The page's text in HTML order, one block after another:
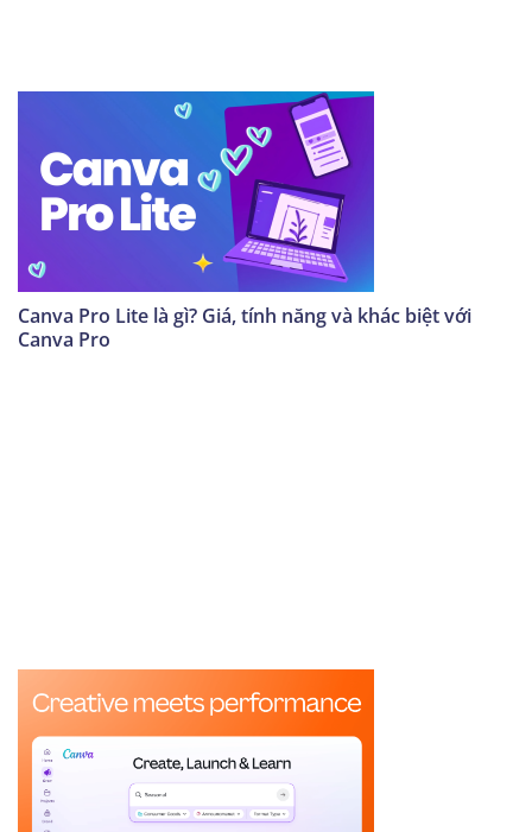
Canva Pro Lite là gì? Giá, tính năng và khác biệt với
Canva Pro